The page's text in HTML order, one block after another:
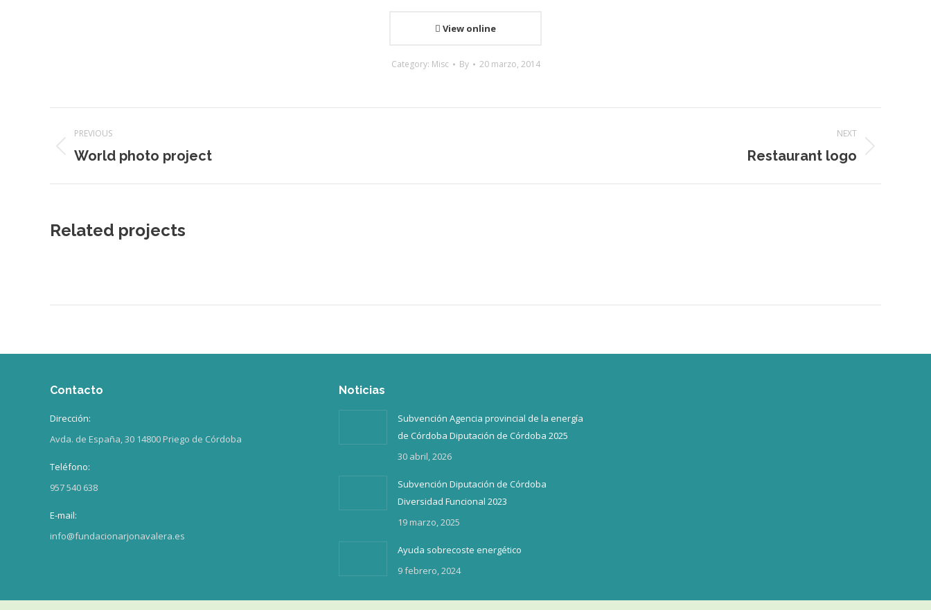
View online
Category: Misc By 20 marzo, 2014
entre
proyectos
PREVIOUS
Proyecto
World photo project
NEXT
Restaurant logo
Related projects
Contacto
Dirección:
Avda. de España, 30 14800 Priego de Córdoba
Teléfono:
957 540 638
E-mail:
info@fundacionarjonavalera.es
Noticias
Subvención Agencia provincial de la energía
de Córdoba Diputación de Córdoba 2025
30 abril, 2026
Subvención Diputación de Córdoba
Diversidad Funcional 2023
19 marzo, 2025
Ayuda sobrecoste energético
9 febrero, 2024